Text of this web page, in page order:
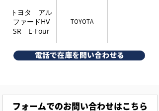
トヨタ アル
ファードHV
SR E-Four
TOYOTA
電話で在庫を問い合わせる
フォームでのお問い合わせはこちら